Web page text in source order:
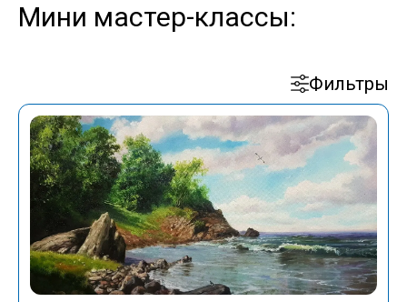
Мини мастер-классы:
Фильтры
Все